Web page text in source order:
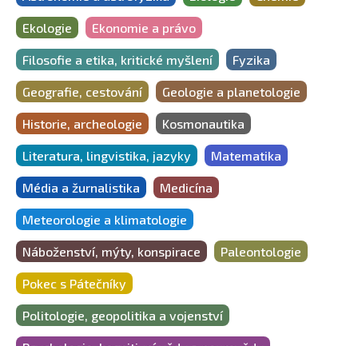
Ekologie Ekonomie a právo
Filosofie a etika, kritické myšlení Fyzika
Geografie, cestování Geologie a planetologie
Historie, archeologie Kosmonautika
Literatura, lingvistika, jazyky Matematika
Média a žurnalistika Medicína
Meteorologie a klimatologie
Náboženství, mýty, konspirace Paleontologie
Pokec s Pátečníky
Politologie, geopolitika a vojenství